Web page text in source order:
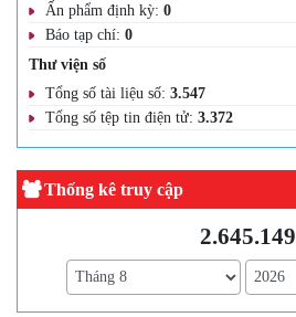
Ấn phẩm định kỳ: 0
Báo tạp chí: 0
Thư viện số
Tổng số tài liệu số: 3.547
Tổng số tệp tin điện tử: 3.372
Thống kê truy cập
2.645.149